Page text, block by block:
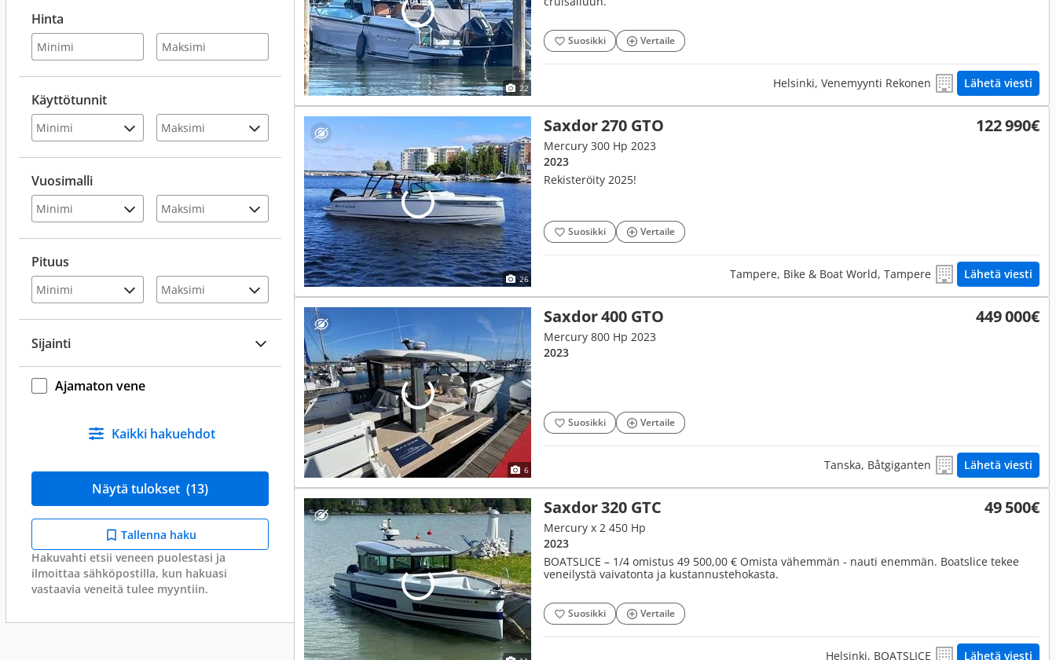
Hinta
Käyttötunnit
Vuosimalli
Pituus
Sijainti
Ajamaton vene
Kaikki hakuehdot
Näytä tulokset (13)
Tallenna haku
Hakuvahti etsii veneen puolestasi ja
ilmoittaa sähköpostilla, kun hakuasi
vastaavia veneitä tulee myyntiin.
22
Suosikki Vertaile
Helsinki, Venemyynti Rekonen Lähetä viesti
26
Saxdor 270 GTO 122 990€
Mercury 300 Hp 2023
2023
Rekisteröity 2025!
Suosikki Vertaile
Tampere, Bike & Boat World, Tampere Lähetä viesti
6
Saxdor 400 GTO 449 000€
Mercury 800 Hp 2023
2023
Suosikki Vertaile
Tanska, Båtgiganten Lähetä viesti
Saxdor 320 GTC 49 500€
Mercury x 2 450 Hp
2023
BOATSLICE – 1/4 omistus 49 500,00 € Omista vähemmän - nauti enemmän. Boatslice tekee
veneilystä vaivatonta ja kustannustehokasta.
Suosikki Vertaile
Helsinki, BOATSLICE Lähetä viesti